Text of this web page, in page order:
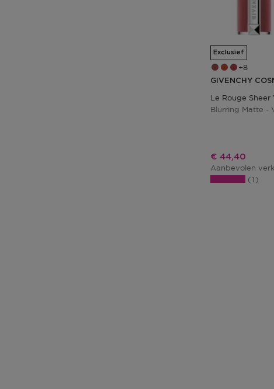
8
Exclusief
GIVENCHY
Le Rouge Sheer
Blurring Matte -
Kortingsprijs
€ 44,40
Aanbevolen
1